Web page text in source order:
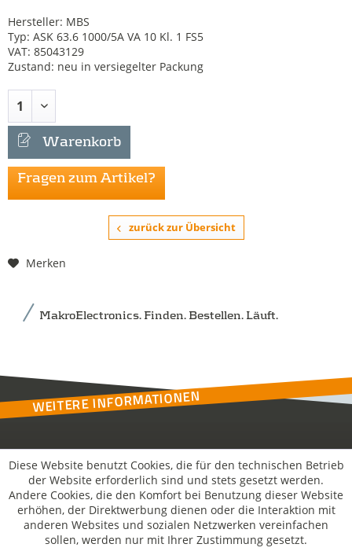
Hersteller: MBS
Typ: ASK 63.6 1000/5A VA 10 Kl. 1 FS5
VAT: 85043129
Zustand: neu in versiegelter Packung
Warenkorb
Fragen zum Artikel?
zurück zur Übersicht
Merken
MakroElectronics. Finden. Bestellen. Läuft.
WEITERE INFORMATIONEN
Kontakt
MakroSolutions
Diese Website benutzt Cookies, die für den technischen Betrieb
der Website erforderlich sind und stets gesetzt werden.
Andere Cookies, die den Komfort bei Benutzung dieser Website
erhöhen, der Direktwerbung dienen oder die Interaktion mit
anderen Websites und sozialen Netzwerken vereinfachen
sollen, werden nur mit Ihrer Zustimmung gesetzt.